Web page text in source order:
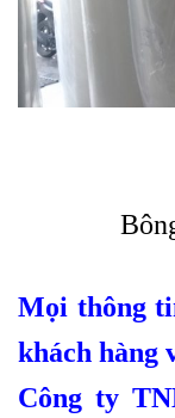
Mọi thông
khách hàng
Công ty